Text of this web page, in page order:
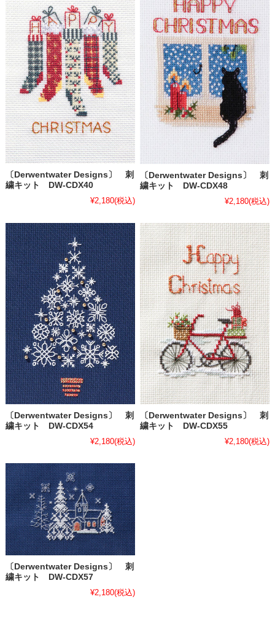
〔Derwentwater Designs〕 刺
繍キット DW-CDX40
¥2,180(税込)
〔Derwentwater Designs〕 刺
繍キット DW-CDX48
¥2,180(税込)
〔Derwentwater Designs〕 刺
繍キット DW-CDX54
¥2,180(税込)
〔Derwentwater Designs〕 刺
繍キット DW-CDX55
¥2,180(税込)
〔Derwentwater Designs〕 刺
繍キット DW-CDX57
¥2,180(税込)